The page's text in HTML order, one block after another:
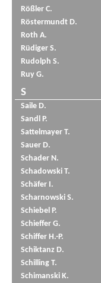
Rößler C.
Röstermundt D.
Roth A.
Rüdiger S.
Rudolph S.
Ruy G.
S
Saile D.
Sandl P.
Sattelmayer T.
Sauer D.
Schader N.
Schadowski T.
Schäfer I.
Scharnowski S.
Schiebel P.
Schieffer G.
Schiffer H.-P.
Schiktanz D.
Schilling T.
Schimanski K.